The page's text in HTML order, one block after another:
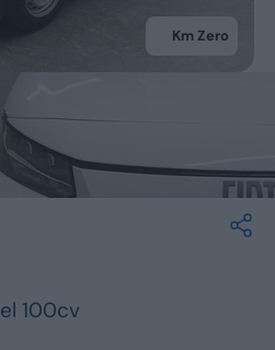
Jeep
Dacia
Renault
Vedi tutti i marchi
Km Zero
100cv